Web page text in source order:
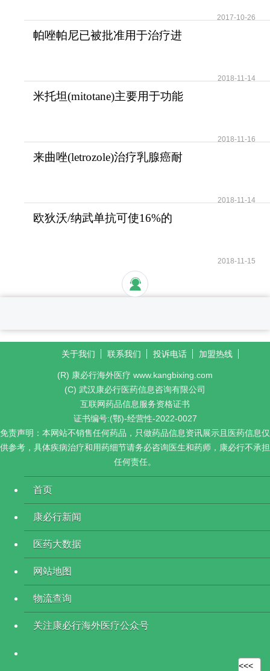
2017-10-26
帕唑帕尼已被批准用于治疗进
2018-11-14
米托坦(mitotane)主要用于功能
2018-11-16
来曲唑(letrozole)治疗乳腺癌耐
2018-11-14
欧狄沃/纳武单抗可使16%的
2018-11-15
关于我们 联系我们 投诉电话 加盟热线
(R) 康必行海外医疗 www.kangbixing.com
(C) 武汉康必行医药信息咨询有限公司
互联网药品信息服务资格证书
证书编号:(鄂)-经营性-2022-0027
免责声明：本网站不销售任何药品，只做药品信息资讯展示且医药信息仅
供参考，具体疾病治疗和用药细节请务必咨询医生和药师，康必行不承担
任何责任。
首页
康必行新闻
医药大数据
网站地图
物流查询
关注康必行海外医疗公众号
<<<